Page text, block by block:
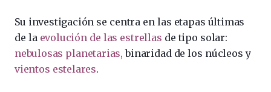
Su investigación se centra en las etapas últimas
de la evolución de las estrellas de tipo solar:
nebulosas planetarias, binaridad de los núcleos y
vientos estelares.